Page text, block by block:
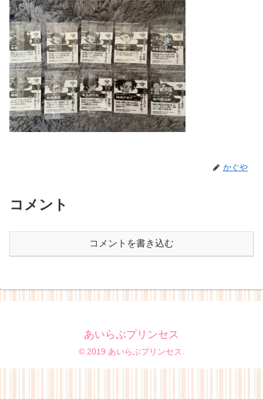
かぐや
コメント
コメントを書き込む
あいらぶプリンセス
© 2019 あいらぶプリンセス.